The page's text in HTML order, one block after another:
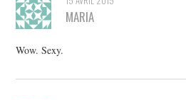
MARIA
Wow. Sexy.